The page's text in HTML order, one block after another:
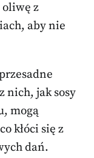
oliwę z
aby nie
nich, jak sosy
mogą
kłóci się z
dań.